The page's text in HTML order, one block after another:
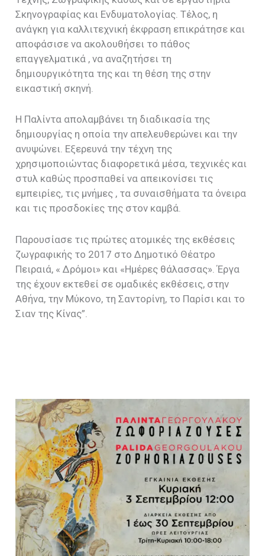
Σκηνογραφίας και Ενδυματολογίας. Τέλος, η
ανάγκη για καλλιτεχνική έκφραση επικράτησε και
αποφάσισε να ακολουθήσει το πάθος
επαγγελματικά , να αναζητήσει τη
δημιουργικότητα της και τη θέση της στην
εικαστική σκηνή.
Η Παλίντα απολαμβάνει τη διαδικασία της
δημιουργίας η οποία την απελευθερώνει και την
ανυψώνει. Εξερευνά την τέχνη της
χρησιμοποιώντας διαφορετικά μέσα, τεχνικές και
στυλ καθώς προσπαθεί να απεικονίσει τις
εμπειρίες, τις μνήμες , τα συναισθήματα τα όνειρα
και τις προσδοκίες της στον καμβά.
Παρουσίασε τις πρώτες ατομικές της εκθέσεις
ζωγραφικής το 2017 στο Δημοτικό Θέατρο
Πειραιά, « Δρόμοι» και «Ημέρες θάλασσας». Έργα
της έχουν εκτεθεί σε ομαδικές εκθέσεις, στην
Αθήνα, την Μύκονο, τη Σαντορίνη, το Παρίσι και το
Σιαν της Κίνας”.